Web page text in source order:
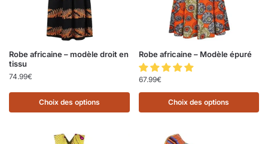
Robe africaine – modèle droit en
tissu
74.99€
Choix des options
Robe africaine – Modèle épuré
67.99€
Choix des options